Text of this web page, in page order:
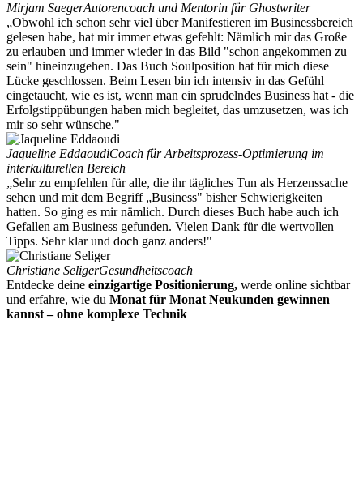
Mirjam SaegerAutorencoach und Mentorin für Ghostwriter
„Obwohl ich schon sehr viel über Manifestieren im Businessbereich
gelesen habe, hat mir immer etwas gefehlt: Nämlich mir das Große
zu erlauben und immer wieder in das Bild "schon angekommen zu
sein" hineinzugehen. Das Buch Soulposition hat für mich diese
Lücke geschlossen. Beim Lesen bin ich intensiv in das Gefühl
eingetaucht, wie es ist, wenn man ein sprudelndes Business hat - die
Erfolgstippübungen haben mich begleitet, das umzusetzen, was ich
mir so sehr wünsche."
Jaqueline EddaoudiCoach für Arbeitsprozess-Optimierung im
interkulturellen Bereich
„Sehr zu empfehlen für alle, die ihr tägliches Tun als Herzenssache
sehen und mit dem Begriff „Business" bisher Schwierigkeiten
hatten. So ging es mir nämlich. Durch dieses Buch habe auch ich
Gefallen am Business gefunden. Vielen Dank für die wertvollen
Tipps. Sehr klar und doch ganz anders!"
Christiane SeligerGesundheitscoach
Entdecke deine einzigartige Positionierung, werde online sichtbar
und erfahre, wie du Monat für Monat Neukunden gewinnen
kannst – ohne komplexe Technik